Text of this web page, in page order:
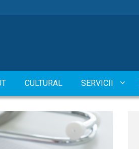
CULTURAL SERVICII